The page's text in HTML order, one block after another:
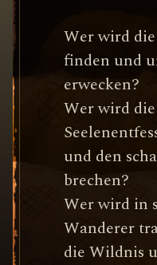
Wer wird
finden und
erwecken?
Wer wird
und den
brechen?
Wer wird in
Wanderer
die Wildnis